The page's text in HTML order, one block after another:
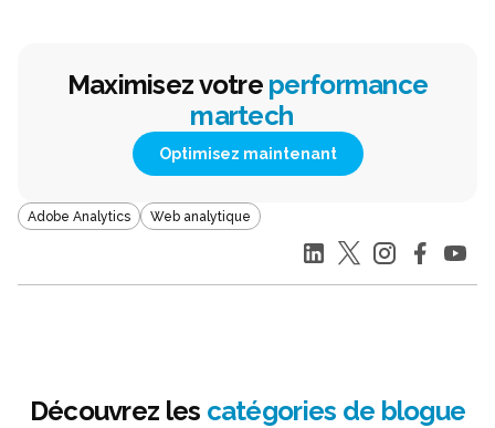
Maximisez votre performance
martech
Optimisez maintenant
Adobe Analytics Web analytique
Découvrez les catégories de blogue